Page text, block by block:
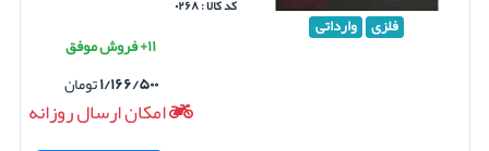
فلزی وارداتی
کد کالا : ۰۲۶۸
۱۱+ فروش موفق
۱/۱۶۶/۵۰۰تومان
امکان ارسال روزانه